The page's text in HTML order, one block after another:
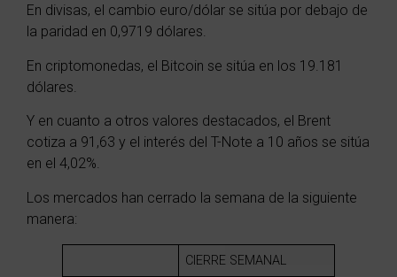
En divisas, el cambio euro/dólar se sitúa por debajo de
la paridad en 0,9719 dólares.
En criptomonedas, el Bitcoin se sitúa en los 19.181
dólares.
Y en cuanto a otros valores destacados, el Brent
cotiza a 91,63 y el interés del T-Note a 10 años se sitúa
en el 4,02%.
Los mercados han cerrado la semana de la siguiente
manera:
CIERRE SEMANAL